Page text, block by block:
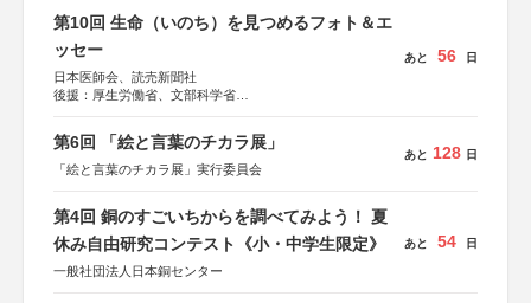
第10回 生命（いのち）を見つめるフォト＆エ
ッセー
日本医師会、読売新聞社
後援：厚生労働省、文部科学省
しん生命保険株式会社
あと 56 日
第6回 「絵と言葉のチカラ展」
「絵と言葉のチカラ展」実行委員会
あと 128 日
第4回 銅のすごいちからを調べてみよう！ 夏
休み自由研究コンテスト《小・中学生限定》
一般社団法人日本銅センター
あと 54 日